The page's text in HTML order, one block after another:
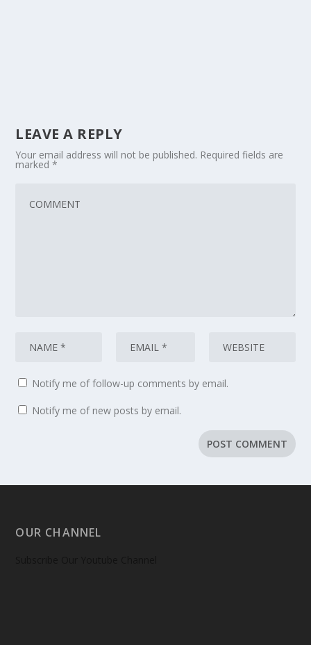
LEAVE A REPLY
Your email address will not be published. Required fields are
marked*
Notify me of follow-up comments by email.
Notify me of new posts by email.
OUR CHANNEL